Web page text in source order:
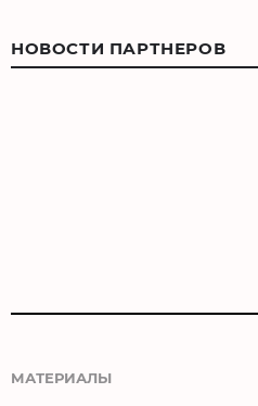
НОВОСТИ ПАРТНЕРОВ
МАТЕРИАЛЫ